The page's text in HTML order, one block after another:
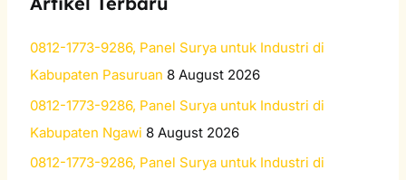
c
h
f
0812-1773-9286, Panel Surya untuk Industri di
Kabupaten Pasuruan 8 August 2026
0812-1773-9286, Panel Surya untuk Industri di
Kabupaten Ngawi 8 August 2026
0812-1773-9286, Panel Surya untuk Industri di